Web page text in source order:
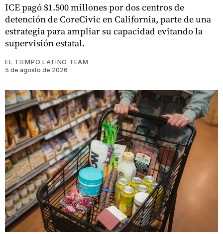
ICE pagó $1.500 millones por dos centros de
detención de CoreCivic en California, parte de una
estrategia para ampliar su capacidad evitando la
supervisión estatal.
EL TIEMPO LATINO TEAM
5 de agosto de 2026